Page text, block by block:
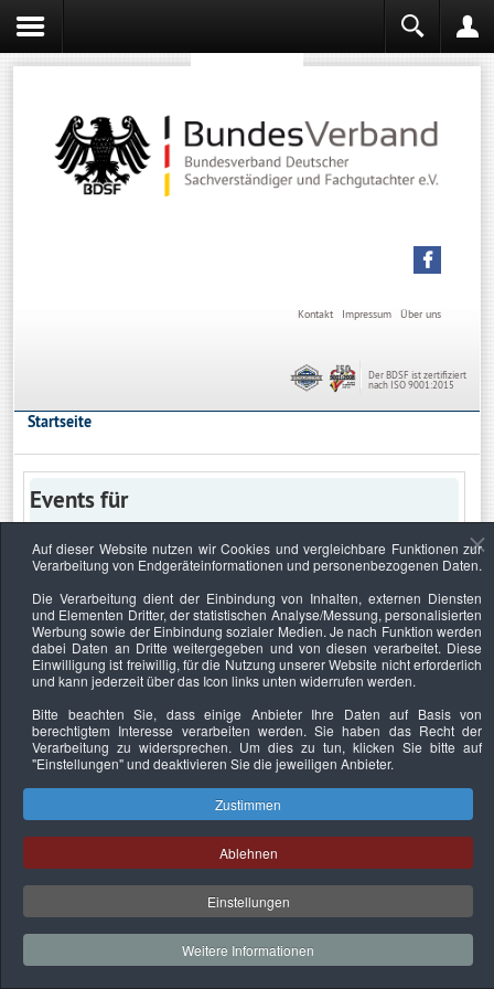
Über uns
Impressum
Kontakt
Der BDSF ist zertifiziert
nach ISO 9001:2015
Startseite
Events für
Keine Termine
Datenschutzerklärung Urheberrechtsnachweise Nachhaltigkeit
Copyright © 2026. Bundesverband Deutscher
Sachverständiger und Fachgutachter e.V..
Auf dieser Website nutzen wir Cookies und vergleichbare Funktionen zur
Verarbeitung von Endgeräteinformationen und personenbezogenen Daten.
Die Verarbeitung dient der Einbindung von Inhalten, externen Diensten
und Elementen Dritter, der statistischen Analyse/Messung, personalisierten
Werbung sowie der Einbindung sozialer Medien. Je nach Funktion werden
dabei Daten an Dritte weitergegeben und von diesen verarbeitet. Diese
Einwilligung ist freiwillig, für die Nutzung unserer Website nicht erforderlich
und kann jederzeit über das Icon links unten widerrufen werden.
Bitte beachten Sie, dass einige Anbieter Ihre Daten auf Basis von
berechtigtem Interesse verarbeiten werden. Sie haben das Recht der
Verarbeitung zu widersprechen. Um dies zu tun, klicken Sie bitte auf
"Einstellungen"und deaktivieren Sie die jeweiligen Anbieter.
Zustimmen
Ablehnen
Einstellungen
Weitere Informationen